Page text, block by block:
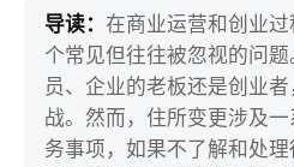
导读：在商业运营和创业
个常见但往往被忽视的问
员、企业的老板还是创业
战。然而，住所变更涉及
务事项，如果不了解和处